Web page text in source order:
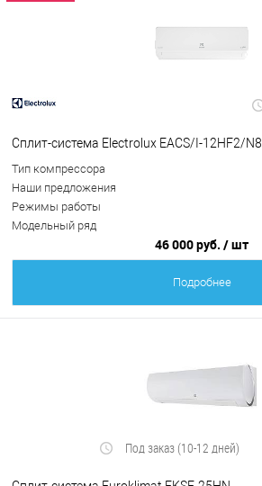
Сплит-система Electrolux EACS/I-12HF2/N8
Тип компрессора
Наши предложения
Режимы работы
Модельный ряд
46 000 руб. / шт
Подробнее
Под заказ (10-12 дней)